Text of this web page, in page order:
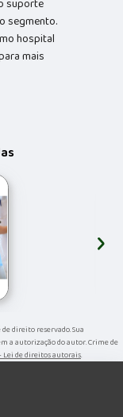
suporte
segmento.
hospital
mais
›
de direito reservado. Sua
a autorização do autor. Crime de
Lei de direitos autorais.